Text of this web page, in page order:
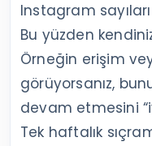
Instagram
Bu yüzden
Örneğin erişim
görüyorsanız,
devam etmesini
Tek haftalık